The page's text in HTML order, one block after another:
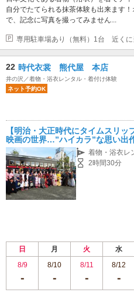
自分でたてられる抹茶体験も出来ます
で、記念に写真を撮ってみません...
22 時代衣裳 熊代屋 本店
井の沢／着物・浴衣レンタル・着付け体験
ネット予約OK
【明治・大正時代にタイムスリ
映画の世界…”ハイカラ”な思い出
着物・浴衣レ
2時間30分
日 月 火 水
8/9
8/10 8/11 8/12